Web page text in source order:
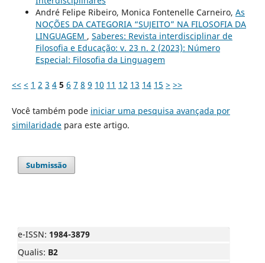
André Felipe Ribeiro, Monica Fontenelle Carneiro, As
NOÇÕES DA CATEGORIA “SUJEITO” NA FILOSOFIA DA
LINGUAGEM , Saberes: Revista interdisciplinar de
Filosofia e Educação: v. 23 n. 2 (2023): Número
Especial: Filosofia da Linguagem
<< < 1 2 3 4 5 6 7 8 9 10 11 12 13 14 15 > >>
Você também pode iniciar uma pesquisa avançada por
similaridadepara este artigo.
Submissão
e-ISSN: 1984-3879
Qualis: B2